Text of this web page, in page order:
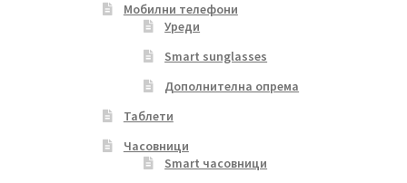
Мобилни телефони
Уреди
Smart sunglasses
Дополнителна опрема
Таблети
Часовници
Smart часовници